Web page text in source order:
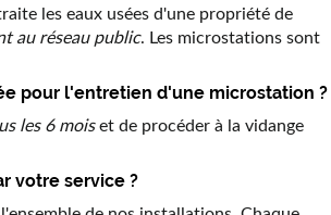
les eaux usées d'une propriété de
au réseau public. Les microstations sont
pour l'entretien d'une microstation ?
les 6 moiset de procéder à la vidange
votre service ?